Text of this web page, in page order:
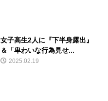
女子高生2人に『下半身露出』
＆「卑わいな行為見せ...
2025.02.19